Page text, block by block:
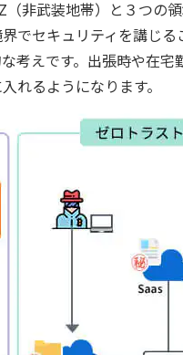
非武装地帯）と３つの
でセキュリティを講じ
考えです。出張時や在宅
れるようになります。